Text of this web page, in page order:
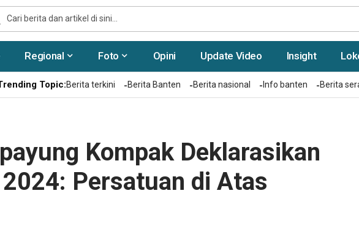
Regional Foto Opini Update Video Insight
Topic:Berita terkini Berita Banten Berita nasional Info banten Berita
Kompak Deklarasikan
Persatuan di Atas